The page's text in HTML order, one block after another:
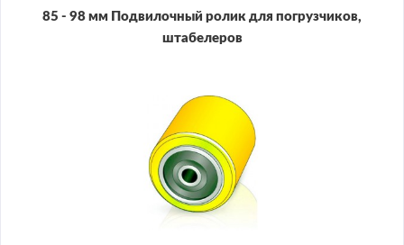
85 - 98 мм Подвилочный ролик для погрузчиков,
штабелеров